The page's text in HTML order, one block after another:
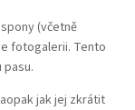
(včetně
fotogalerii. Tento
jak jej zkrátit